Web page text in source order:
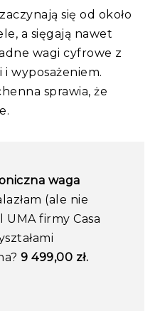
się od około
a sięgają nawet
wagi cyfrowe z
wyposażeniem.
sprawia, że
waga
(ale nie
UMA firmy Casa
9 499,00 zł.